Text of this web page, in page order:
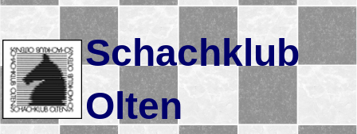
Schachklub
Olten